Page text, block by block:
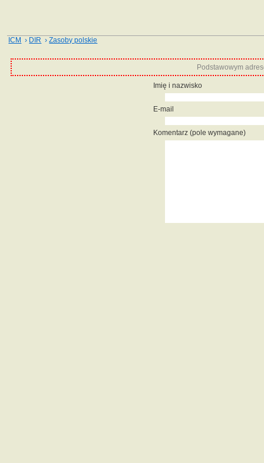
ICM › DIR ›Zasoby polskie
Podstawowym
Imię i nazwisko
E-mail
Komentarz (pole wymagane)